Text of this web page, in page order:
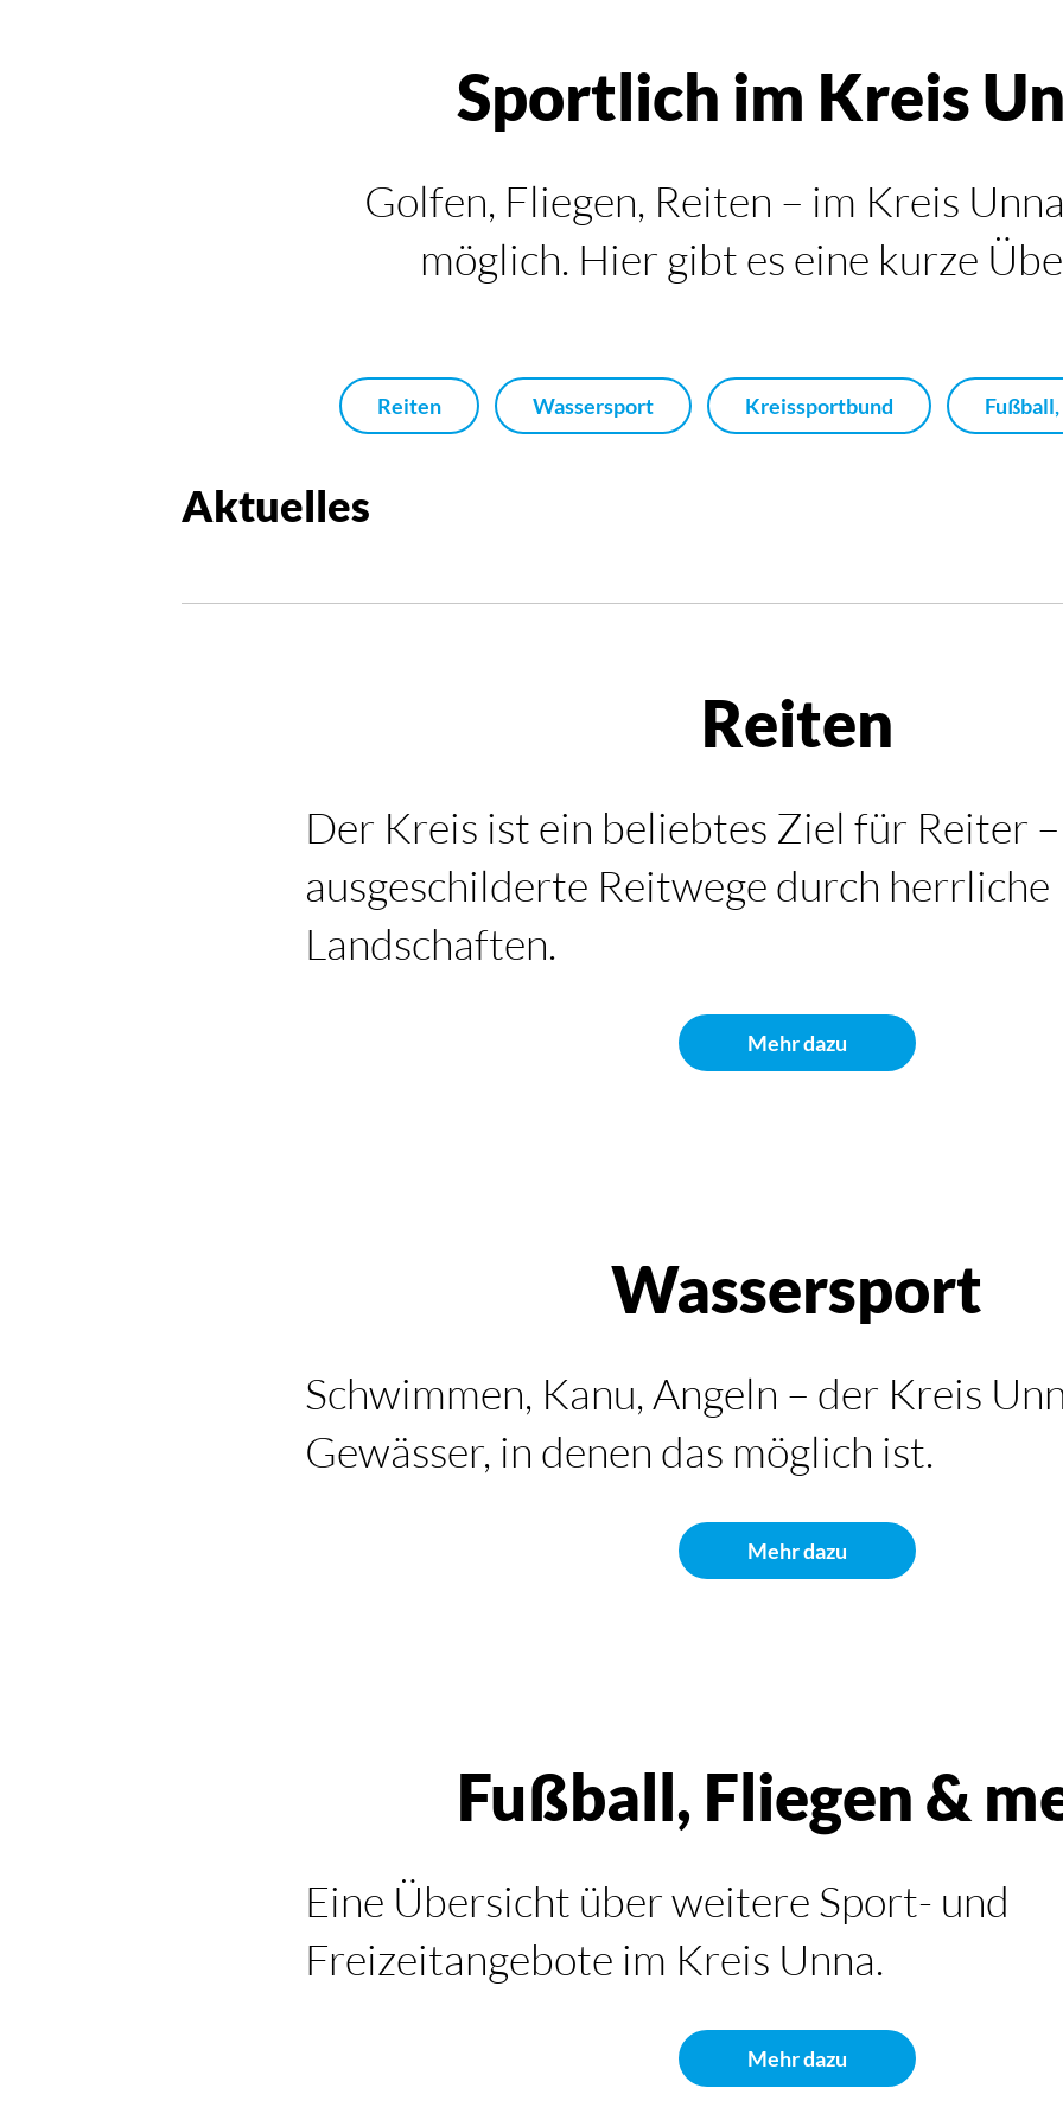
Sportlich im Kreis
Golfen, Fliegen, Reiten – im Kreis
möglich. Hier gibt es eine kurze
Reiten Wassersport Kreissportbund
Aktuelles
Reiten
Der Kreis ist ein beliebtes Ziel für Reiter
ausgeschilderte Reitwege durch herrliche
Landschaften.
Mehr dazu
Wassersport
Schwimmen, Kanu, Angeln – der Kreis
Gewässer, in denen das möglich ist.
Mehr dazu
Fußball, Fliegen &
Eine Übersicht über weitere Sport- und
Freizeitangebote im Kreis Unna.
Mehr dazu